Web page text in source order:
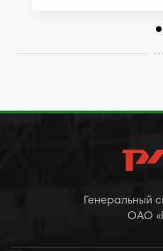
Генеральный
ОАО